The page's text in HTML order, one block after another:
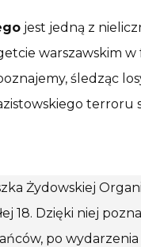
jest jedną z
warszawskim
śledząc
terroru
Żydowskiej
18. Dzięki niej
po